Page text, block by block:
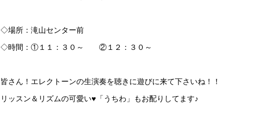
◇場所：滝山センター前
◇時間：①１１：３０～ ②１２：３０～
皆さん！エレクトーンの生演奏を聴きに遊びに来て下さいね！！
リッスン＆リズムの可愛い♥「うちわ」もお配りしてます♪